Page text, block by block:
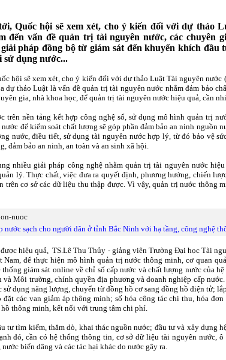
Quốc hội sẽ xem xét, cho ý kiến đối với dự thảo
đến vấn đề quản trị tài nguyên nước, các chuyên
pháp đồng bộ từ giám sát đến khuyến khích đầu
sử dụng nước...
hội sẽ xem xét, cho ý kiến đối với dự thảo Luật Tài nguyên nước
dự thảo Luật là vấn đề quản trị tài nguyên nước nhằm đảm bảo
gia, nhà khoa học, để quản trị tài nguyên nước hiệu quả, cần
trên nền tảng kết hợp công nghệ số, sử dụng mô hình quản trị
để kiểm soát chất lượng sẽ góp phần đảm bảo an ninh nguồn
nước, điều tiết, sử dụng tài nguyên nước hợp lý, từ đó bảo vệ
đảm bảo an ninh, an toàn và an sinh xã hội.
nhiều giải pháp công nghệ nhằm quản trị tài nguyên nước
lý. Thực chất, việc đưa ra quyết định, phương hướng, chiến
trên cơ sở các dữ liệu thu thập được. Vì vậy, quản trị nước thông
nước sạch cho người dân ở tỉnh Bắc Ninh với hạ tầng, công nghệ
hiệu quả, TS.Lê Thu Thủy - giảng viên Trường Đại học Tài
Nam, để thực hiện mô hình quản trị nước thông minh, cơ quan
giám sát online về chỉ số cấp nước và chất lượng nước của
Môi trường, chính quyền địa phương và doanh nghiệp cấp
sử dụng năng lượng, chuyển từ đồng hồ cơ sang đồng hồ điện tử;
đặt các van giảm áp thông minh; số hóa công tác chi thu, hóa
thông minh, kết nối với trung tâm chi phí.
tư tìm kiếm, thăm dò, khai thác nguồn nước; đầu tư và xây dựng
đó, cần có hệ thống thông tin, cơ sở dữ liệu tài nguyên nước,
biển dâng và các tác hại khác do nước gây ra.